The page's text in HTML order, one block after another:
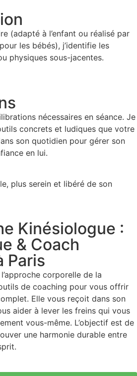
(adapté à l’enfant ou réalisé par
les bébés), j’identifie les
physiques sous-jacentes.
nécessaires en séance. Je
concrets et ludiques que votre
son quotidien pour gérer son
en lui.
plus serein et libéré de son
Kinésiologue :
& Coach
Paris
corporelle de la
de coaching pour vous offrir
Elle vous reçoit dans son
aider à lever les freins qui vous
vous-même. L’objectif est de
une harmonie durable entre